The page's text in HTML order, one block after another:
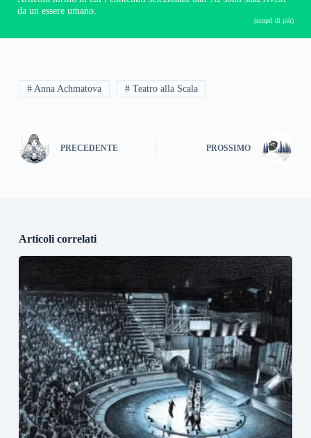
da un essere umano.
(scopri di più)
# Anna Achmatova # Teatro alla Scala
PRECEDENTE PROSSIMO
Articoli correlati